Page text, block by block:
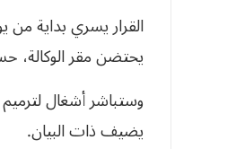
يحتضن مقر الوكالة،
وستباشر أشغال
يضيف ذات البيان.